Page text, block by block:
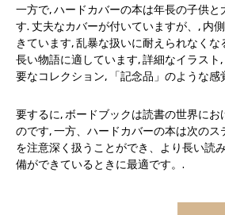
一方で, ハードカバーの本は年長の子供と
す. 丈夫なカバーが付いていますが、, 内
きています, 乱暴な扱いに耐えられなくな
長い物語に適しています, 詳細なイラスト
要なコレクション, 「記念品」のような感
要するに, ボードブックは読書の世界にお
のです, 一方、ハードカバーの本は次のス
を注意深く扱うことができ、より長い読
備ができているときに最適です。.